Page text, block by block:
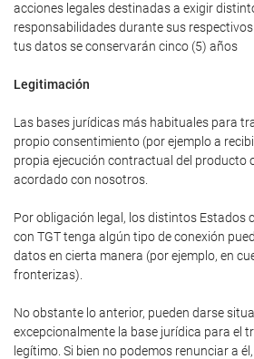
acciones legales destinadas a exigir
responsabilidades durante sus
tus datos se conservarán cinco (5) años
Legitimación
Las bases jurídicas más habituales para
propio consentimiento (por ejemplo a
propia ejecución contractual del producto
acordado con nosotros.
Por obligación legal, los distintos Estados
con TGT tenga algún tipo de conexión
datos en cierta manera (por ejemplo, en
fronterizas).
No obstante lo anterior, pueden darse
excepcionalmente la base jurídica para el
legítimo. Si bien no podemos renunciar a